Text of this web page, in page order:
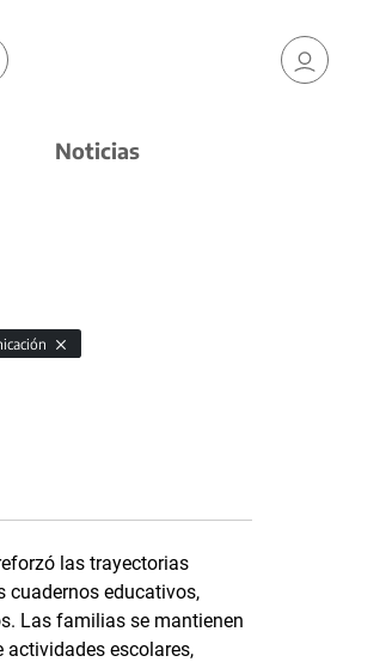
Noticias
las trayectorias
cuadernos educativos,
Las familias se mantienen
escolares,